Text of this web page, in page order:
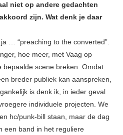
niet op andere gedachten
zijn. Wat denk je daar
… “preaching to the converted”.
hoe meer, met Vaag op
bepaalde scene breken. Omdat
breder publiek kan aanspreken,
is denk ik, in ieder geval
individuele projecten. We
hc/punk-bill staan, maar de dag
een band in het reguliere